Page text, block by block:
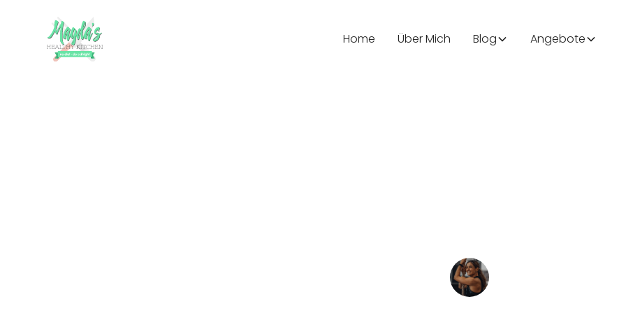
Home Über Mich Blog Angebote